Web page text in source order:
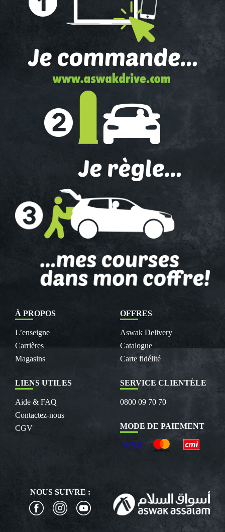
À PROPOS
L’enseigne
Carrières
Magasins
OFFRES
Aswak Delivery
Catalogue
Carte fidélité
LIENS UTILES
Aide & FAQ
Contactez-nous
CGV
SERVICE CLIENTÈLE
0800 09 70 70
MODE DE PAIEMENT
NOUS SUIVRE :